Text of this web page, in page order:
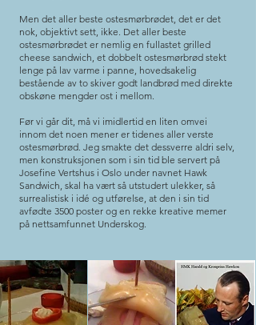
Men det aller beste ostesmørbrødet, det er det
nok, objektivt sett, ikke. Det aller beste
ostesmørbrødet er nemlig en fullastet grilled
cheese sandwich, et dobbelt ostesmørbrød stekt
lenge på lav varme i panne, hovedsakelig
bestående av to skiver godt landbrød med direkte
obskøne mengder ost i mellom.
Før vi går dit, må vi imidlertid en liten omvei
innom det noen mener er tidenes aller verste
ostesmørbrød. Jeg smakte det dessverre aldri selv,
men konstruksjonen som i sin tid ble servert på
Josefine Vertshus i Oslo under navnet Hawk
Sandwich, skal ha vært så utstudert ulekker, så
surrealistisk i idé og utførelse, at den i sin tid
avfødte 3500 poster og en rekke kreative memer
på nettsamfunnet Underskog.